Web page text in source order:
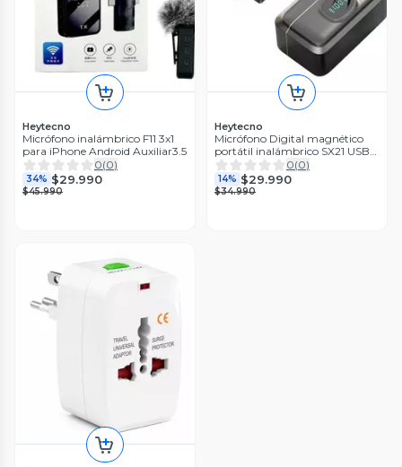
Heytecno
Micrófono inalámbrico F11 3x1
para iPhone Android Auxiliar3.5
0(0)
34% $29.990
$45.990
Heytecno
Micrófono Digital magnético
portátil inalámbrico SX21 USB
C Profesional 0(0)
14% $29.990
$34.990